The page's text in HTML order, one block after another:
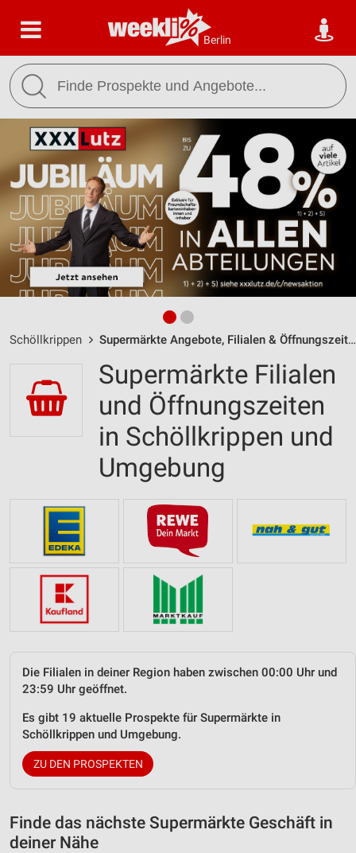
Berlin
Schöllkrippen Supermärkte Angebote, Filialen & Öffnungszeiten
Supermärkte Filialen
und Öffnungszeiten
in Schöllkrippen und
Umgebung
Die Filialen in deiner Region haben zwischen 00:00 Uhr und
23:59 Uhr geöffnet.
Es gibt 19 aktuelle Prospekte für Supermärkte in
Schöllkrippen und Umgebung.
ZU DEN PROSPEKTEN
Finde das nächste Supermärkte Geschäft in
deiner Nähe